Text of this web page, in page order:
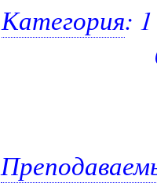
Категория: